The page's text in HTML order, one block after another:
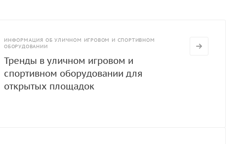
ИНФОРМАЦИЯ ОБ УЛИЧНОМ ИГРОВОМ И СПОРТИВНОМ
ОБОРУДОВАНИИ
Тренды в уличном игровом и
спортивном оборудовании для
открытых площадок